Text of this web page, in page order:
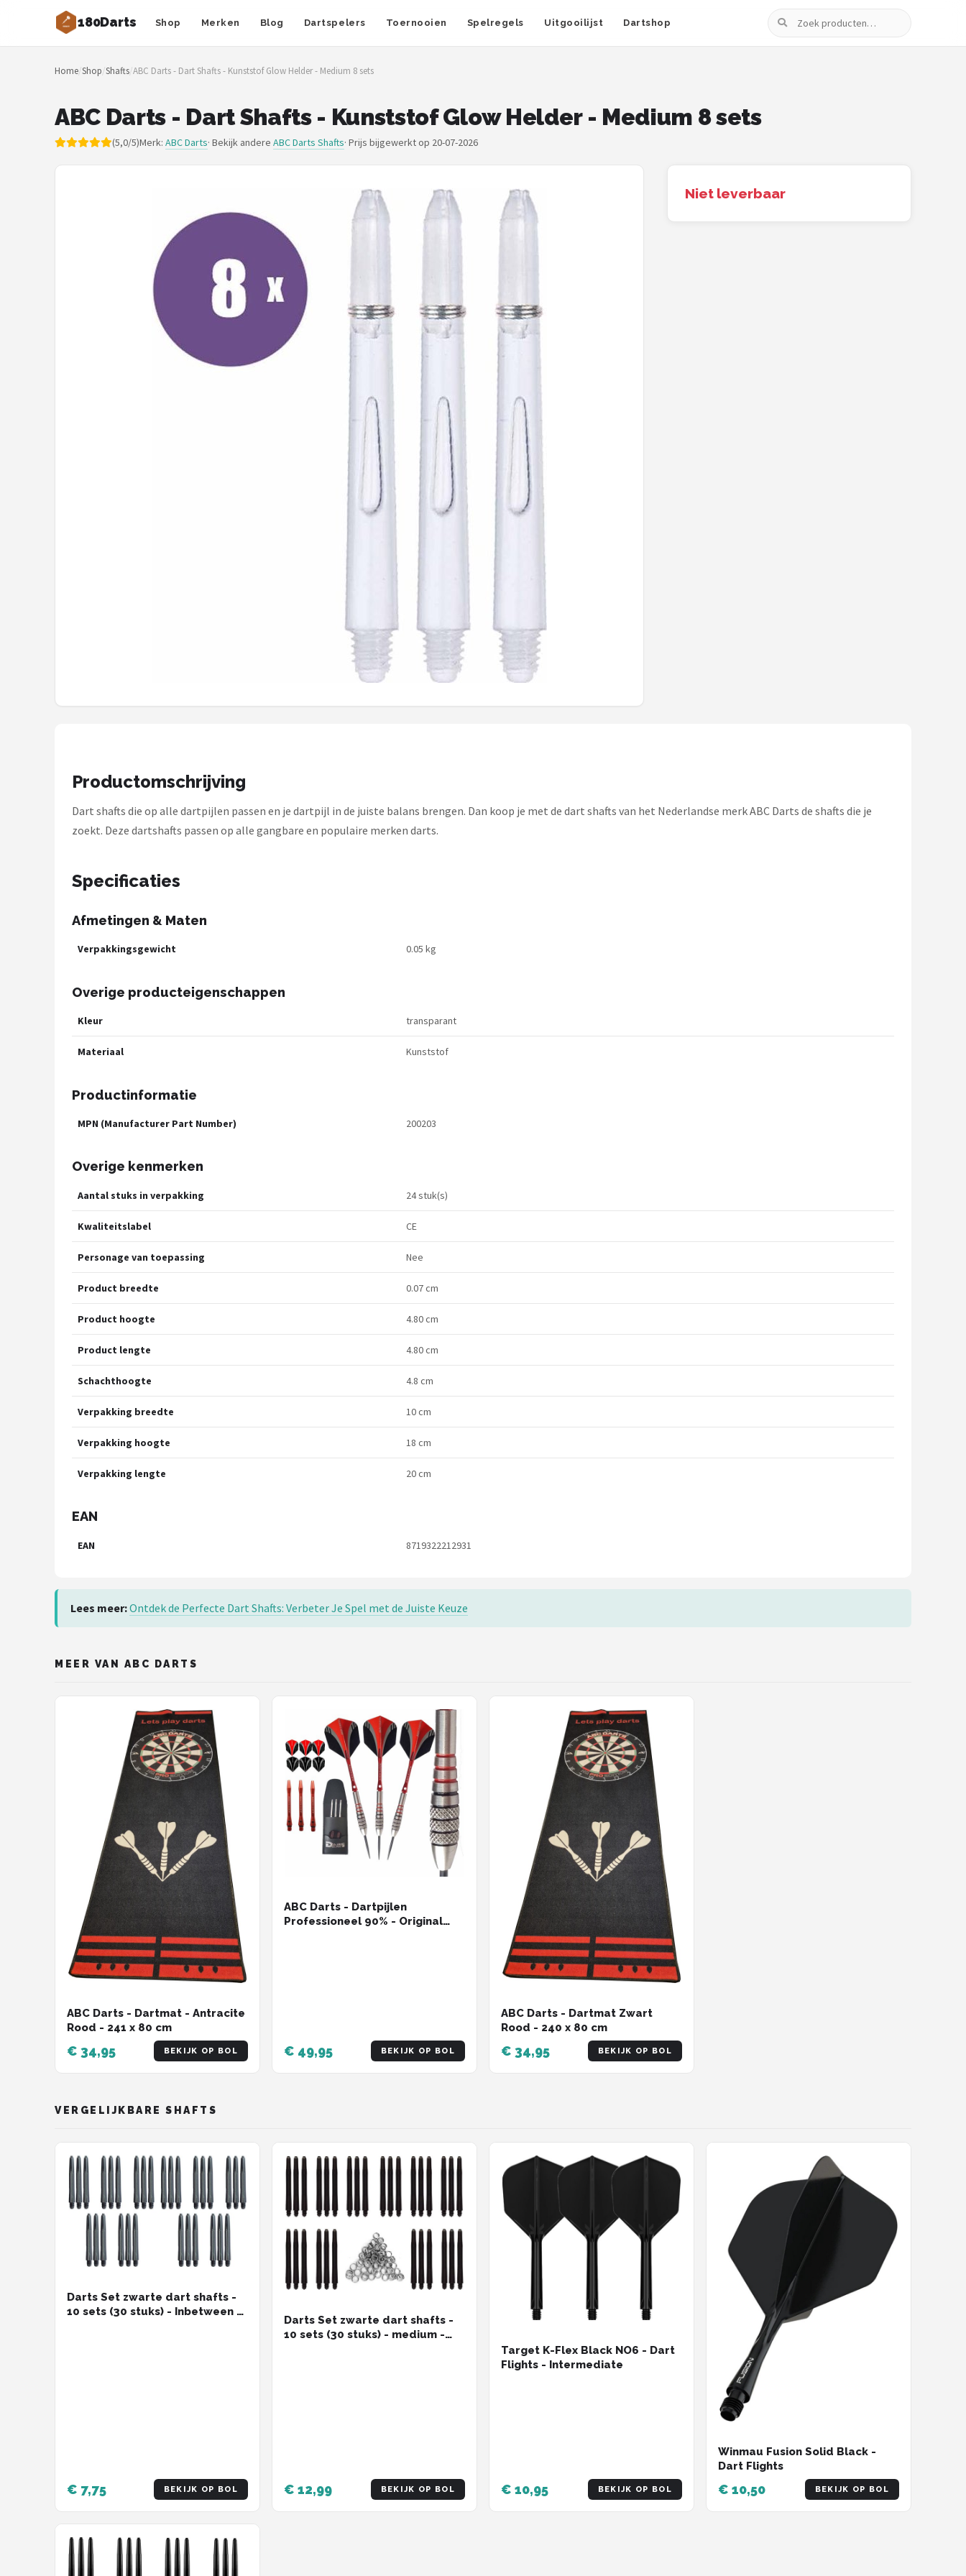
180Darts Shop Merken Blog Dartspelers Toernooien Spelregels Uitgooilijst Dartshop
Zoeken
Zoeken
NAVIGATIE
Merken
Home/Shop/Shafts/ABC Darts - Dart Shafts - Kunststof Glow Helder - Medium 8 sets
ABC Darts - Dart Shafts - Kunststof Glow Helder - Medium 8 sets
(5,0/5)Merk: ABC Darts· Bekijk andere ABC Darts Shafts· Prijs bijgewerkt op 20-07-2026
Niet leverbaar
Productomschrijving
Dart shafts die op alle dartpijlen passen en je dartpijl in de juiste balans brengen. Dan koop je met de dart shafts van het Nederlandse merk ABC Darts de shafts die je
zoekt. Deze dartshafts passen op alle gangbare en populaire merken darts.
Specificaties
Afmetingen & Maten
Verpakkingsgewicht 0.05 kg
Overige producteigenschappen
Kleur transparant
Materiaal Kunststof
Productinformatie
MPN (Manufacturer Part Number) 200203
Overige kenmerken
Aantal stuks in verpakking 24 stuk(s)
Kwaliteitslabel CE
Personage van toepassing Nee
Product breedte 0.07 cm
Product hoogte 4.80 cm
Product lengte 4.80 cm
Schachthoogte 4.8 cm
Verpakking breedte 10 cm
Verpakking hoogte 18 cm
Verpakking lengte 20 cm
EAN
EAN 8719322212931
Lees meer:Ontdek de Perfecte Dart Shafts: Verbeter Je Spel met de Juiste Keuze
MEER VAN ABC DARTS
ABC Darts - Dartmat - Antracite
Rood - 241 x 80 cm
€ 34,95 BEKIJK OP BOL
ABC Darts - Dartpijlen
Professioneel 90% - Original
€ 49,95 BEKIJK OP BOL
ABC Darts - Dartmat Zwart
Rood - 240 x 80 cm
€ 34,95 BEKIJK OP BOL
VERGELIJKBARE SHAFTS
Darts Set zwarte dart shafts -
10 sets (30 stuks) - Inbetween -
€ 7,75 BEKIJK OP BOL
Darts Set zwarte dart shafts -
10 sets (30 stuks) - medium -
€ 12,99 BEKIJK OP BOL
Target K-Flex Black NO6 - Dart
Flights - Intermediate
€ 10,95 BEKIJK OP BOL
Winmau Fusion Solid Black -
Dart Flights
€ 10,50 BEKIJK OP BOL